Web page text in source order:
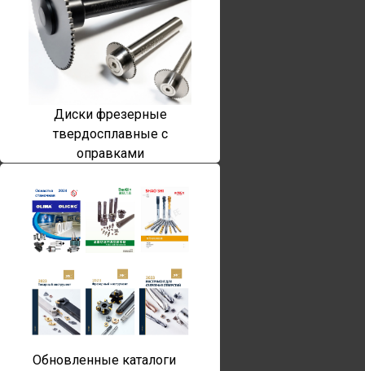
Диски фрезерные
твердосплавные с
оправками
Обновленные каталоги